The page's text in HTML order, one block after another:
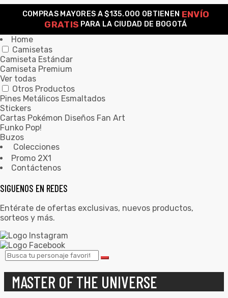
COMPRAS MAYORES A $135.000 OBTIENEN ENVÍO
GRATIS PARA LA CIUDAD DE BOGOTÁ
Home
Camisetas
Camiseta Estándar
Camiseta Premium
Ver todas
Otros Productos
Pines Metálicos Esmaltados
Stickers
Cartas Pokémon Diseños Fan Art
Funko Pop!
Buzos
Colecciones
Promo 2X1
Contáctenos
SIGUENOS EN REDES
Entérate de ofertas exclusivas, nuevos productos,
sorteos y más.
MASTER OF THE UNIVERSE